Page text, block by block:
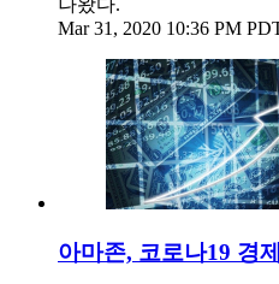
나왔다.
Mar 31, 2020 10:36 PM
아마존, 코로나19 경